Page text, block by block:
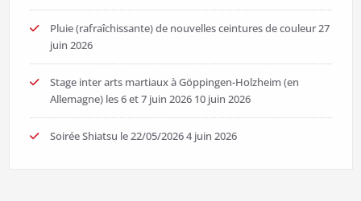
Pluie (rafraîchissante) de nouvelles ceintures de couleur27
juin 2026
Stage inter arts martiaux à Göppingen-Holzheim (en
Allemagne) les 6 et 7 juin 2026 10 juin 2026
Soirée Shiatsu le 22/05/20264 juin 2026